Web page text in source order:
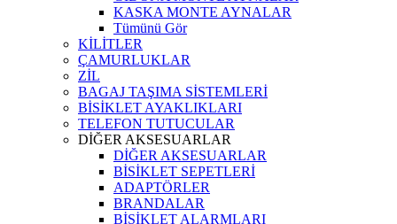
KASKA MONTE AYNALAR
Tümünü Gör
KİLİTLER
ÇAMURLUKLAR
ZİL
BAGAJ TAŞIMA SİSTEMLERİ
BİSİKLET AYAKLIKLARI
TELEFON TUTUCULAR
DİĞER AKSESUARLAR
DİĞER AKSESUARLAR
BİSİKLET SEPETLERİ
ADAPTÖRLER
BRANDALAR
BİSİKLET ALARMLARI